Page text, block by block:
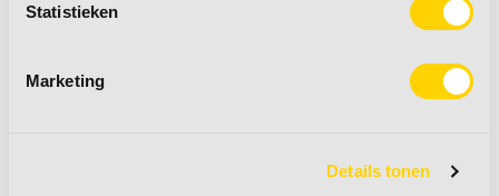
Statistieken
Marketing
Details tonen
naar producten